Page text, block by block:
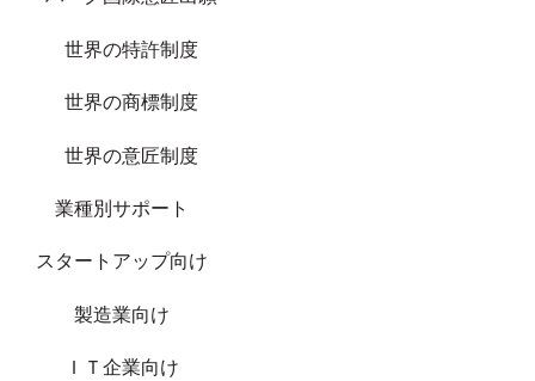
世界の特許制度
世界の商標制度
世界の意匠制度
業種別サポート
スタートアップ向け
製造業向け
ＩＴ企業向け